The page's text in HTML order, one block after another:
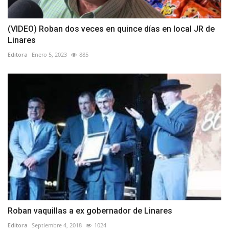
(VIDEO) Roban dos veces en quince días en local JR de
Linares
Editora Enero 5, 2023 885
Roban vaquillas a ex gobernador de Linares
Editora Septiembre 4, 2018 1024